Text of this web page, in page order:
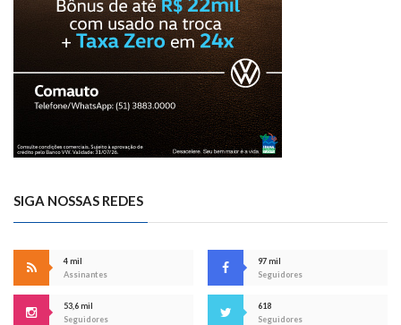
SIGA NOSSAS REDES
4 mil
Assinantes
97 mil
Seguidores
53,6 mil
Seguidores
618
Seguidores